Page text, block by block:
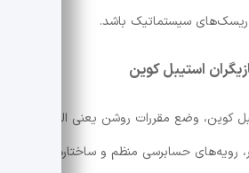
سیستماتیک باشد.
استیبل کوین
کوین، وضع مقررات روشن یعنی الزام به
رویه‌های حسابرسی منظم و ساختارهای